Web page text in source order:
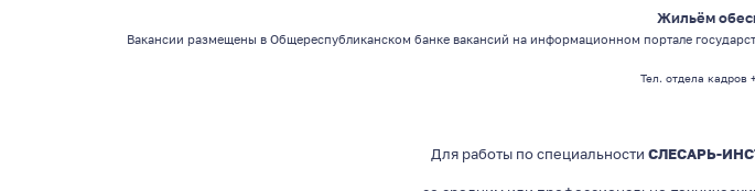
Жильём
Вакансии размещены в Общереспубликанском банке вакансий на информационном портале
Тел. отдела кадров
Для работы по специальности СЛЕСАРЬ-